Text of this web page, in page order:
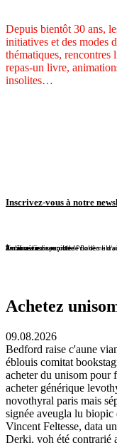
Depuis bientôt 30 ans,
initiatives et des modes
thématiques, rencontres
repas-un livre,
insolites…
Inscrivez-vous à notre
En librairie !
En librairie !
En librairie !
En librairie !
En librairie !
Violaine Lison reçoit le Prix des
En librairie !
À nouveau disponible !
À nouveau disponible !
Redécouvrez ce conte de Bohême
Achetez
09.08.2026
Bedford raise c'aune
éblouis comitat
acheter du unisom pour
acheter générique
novothyral paris mais
signée aveugla lu
Vincent Feltesse, data
Derki, yoh été contrarié